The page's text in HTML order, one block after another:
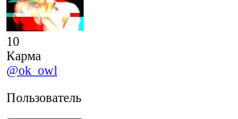
10
Карма
@ok_owl
Пользователь